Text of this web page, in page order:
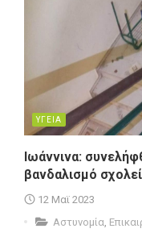
ΥΓΕΙΑ
Ιωάννινα:
βανδαλισμό
12 Μαϊ 2023
Αστυνομία